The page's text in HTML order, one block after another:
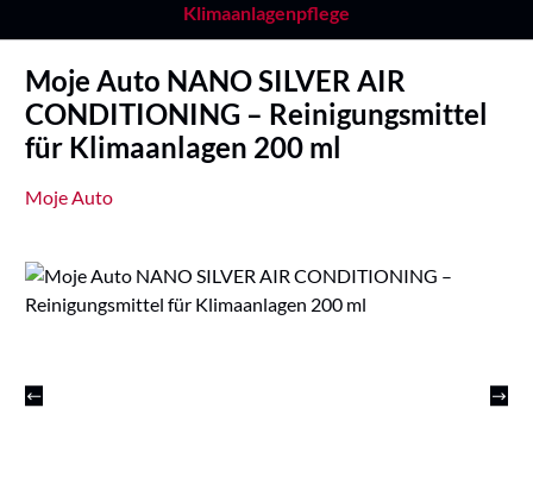
Klimaanlagenpflege
Moje Auto NANO SILVER AIR
CONDITIONING – Reinigungsmittel
für Klimaanlagen 200 ml
Moje Auto
Bildergalerie überspringen